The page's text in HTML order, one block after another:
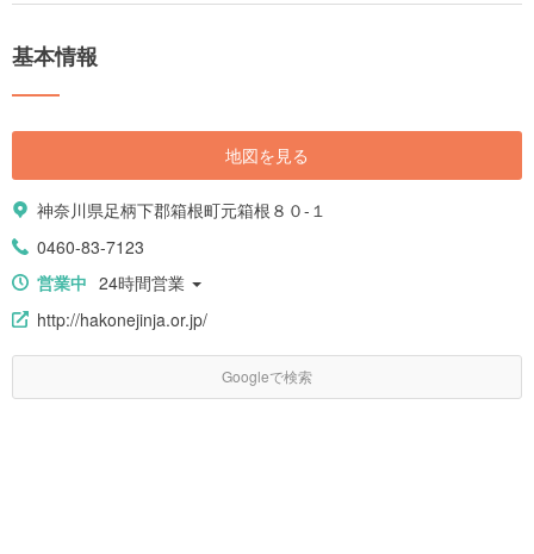
基本情報
地図を見る
神奈川県足柄下郡箱根町元箱根８０-１
0460-83-7123
営業中 24時間営業
http://hakonejinja.or.jp/
Googleで検索